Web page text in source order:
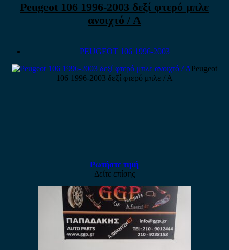
Peugeot 106 1996-2003 δεξί φτερό μπλε
ανοιχτό / Α
PEUGEOT 106 1996-2003
Peugeot
106 1996-2003 δεξί φτερό μπλε / Α
Ρωτήστε τιμή
Δείτε επίσης